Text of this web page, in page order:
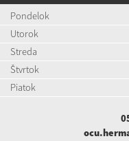
Pondelok
Utorok
Streda
Štvrtok
Piatok